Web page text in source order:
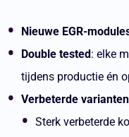
Nieuwe EGR-
Double tested: elke
tijdens productie én
Verbeterde
Sterk verbeterde